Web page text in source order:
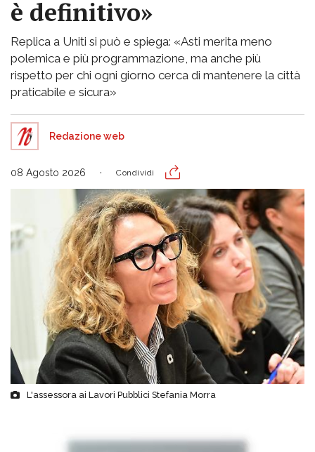
è definitivo»
Replica a Uniti si può e spiega: «Asti merita meno
polemica e più programmazione, ma anche più
rispetto per chi ogni giorno cerca di mantenere la città
praticabile e sicura»
Redazione web
08 Agosto 2026 Condividi
L'assessora ai Lavori Pubblici Stefania Morra